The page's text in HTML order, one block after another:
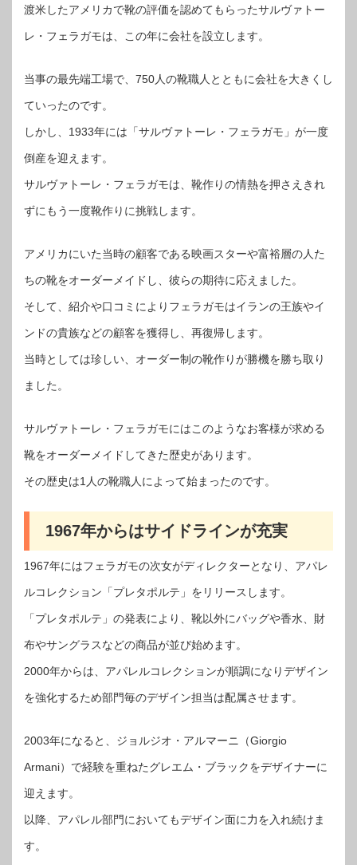
渡米したアメリカで靴の評価を認めてもらったサルヴァトー
レ・フェラガモは、この年に会社を設立します。
当事の最先端工場で、750人の靴職人とともに会社を大きくし
ていったのです。
しかし、1933年には「サルヴァトーレ・フェラガモ」が一度
倒産を迎えます。
サルヴァトーレ・フェラガモは、靴作りの情熱を押さえきれ
ずにもう一度靴作りに挑戦します。
アメリカにいた当時の顧客である映画スターや富裕層の人た
ちの靴をオーダーメイドし、彼らの期待に応えました。
そして、紹介や口コミによりフェラガモはイランの王族やイ
ンドの貴族などの顧客を獲得し、再復帰します。
当時としては珍しい、オーダー制の靴作りが勝機を勝ち取り
ました。
サルヴァトーレ・フェラガモにはこのようなお客様が求める
靴をオーダーメイドしてきた歴史があります。
その歴史は1人の靴職人によって始まったのです。
1967年からはサイドラインが充実
1967年にはフェラガモの次女がディレクターとなり、アパレ
ルコレクション「プレタポルテ」をリリースします。
「プレタポルテ」の発表により、靴以外にバッグや香水、財
布やサングラスなどの商品が並び始めます。
2000年からは、アパレルコレクションが順調になりデザイン
を強化するため部門毎のデザイン担当は配属させます。
2003年になると、ジョルジオ・アルマーニ（Giorgio
Armani）で経験を重ねたグレエム・ブラックをデザイナーに
迎えます。
以降、アパレル部門においてもデザイン面に力を入れ続けま
す。